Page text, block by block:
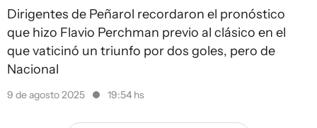
Dirigentes de Peñarol recordaron el pronóstico
que hizo Flavio Perchman previo al clásico en el
que vaticinó un triunfo por dos goles, pero de
Nacional
9 de agosto 2025 19:54 hs